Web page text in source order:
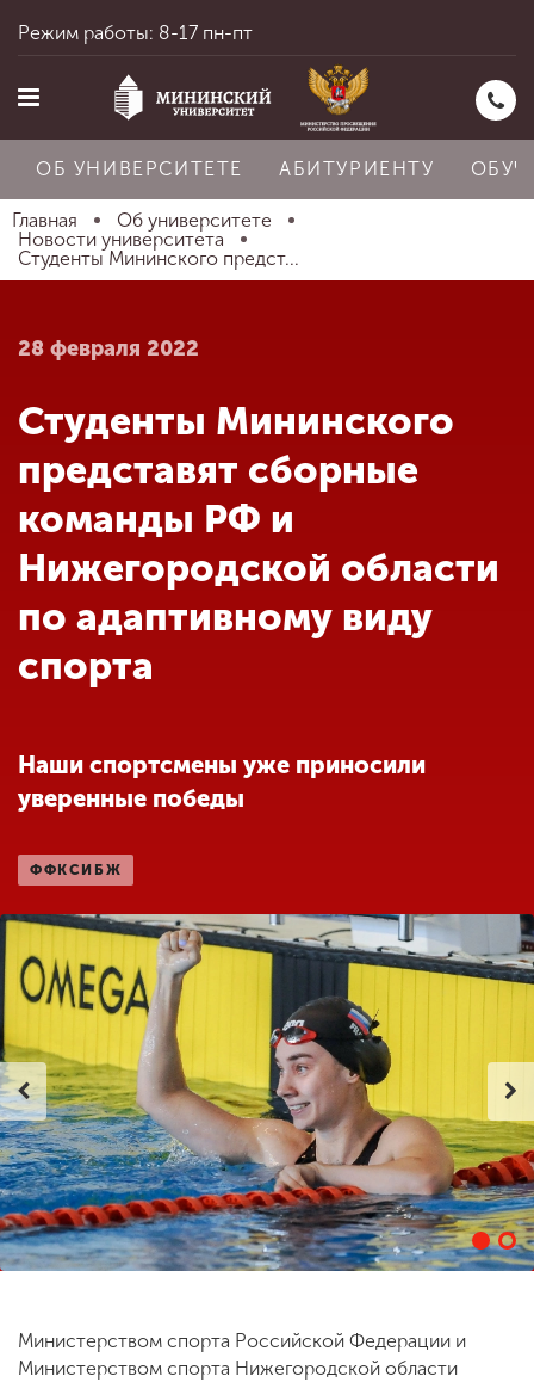
Главная
Абитуриенту
Обучение
Наука
Другие виды
Студенческая жизнь
Сведения об
образовательной
организации
ENG SPN
Приемная
Режим работы: 8-17 пн-пт
ОБ УНИВЕРСИТЕТЕ АБИТУРИЕНТУ
Главная
Об университете
Новости университета
Студенты Мининского предст...
28 февраля 2022
Студенты Мининского
представят сборные
команды РФ и
Нижегородской области
по адаптивному виду
спорта
Наши спортсмены уже приносили
уверенные победы
ФФКСИБЖ
Министерством спорта Российской Федерации и
Министерством спорта Нижегородской области